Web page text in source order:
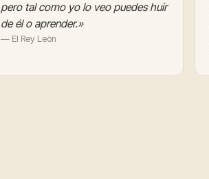
pero tal como yo lo veo puedes huir
de él o aprender.»
— El Rey León